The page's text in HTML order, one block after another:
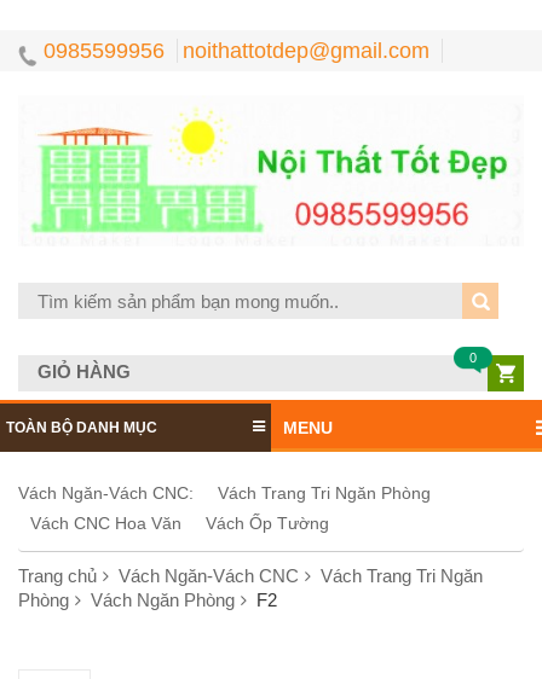
0985599956 noithattotdep@gmail.com
GIỎ HÀNG
0
TOÀN BỘ DANH MỤC MENU
Vách Ngăn-Vách CNC:
Vách Trang Tri Ngăn Phòng
Vách CNC Hoa Văn
Vách Ốp Tường
Trang chủ Vách Ngăn-Vách CNC
Vách Trang Tri Ngăn
Phòng
Vách Ngăn Phòng F2